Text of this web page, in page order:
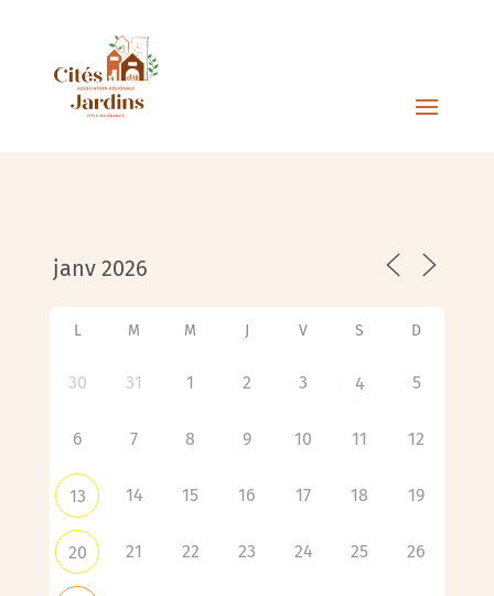
L M M J V S D
30 31 1 2 3 4 5
6 7 8 9 10 11 12
13 14 15 16 17 18 19
20 21 22 23 24 25 26